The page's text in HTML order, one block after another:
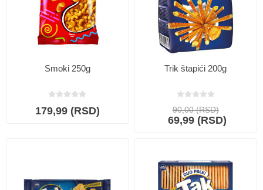
Smoki 250g
179,99 (RSD)
Trik štapići 200g
90,00 (RSD)
69,99 (RSD)